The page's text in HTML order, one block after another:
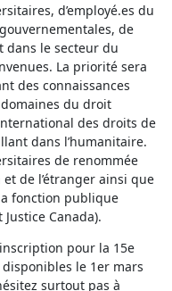
d’employé.es du
de
dans le secteur du
La priorité sera
des connaissances
du droit
des droits de
dans l’humanitaire.
de renommée
de l’étranger ainsi que
fonction publique
Canada).
pour la 15e
le 1er mars
surtout pas à